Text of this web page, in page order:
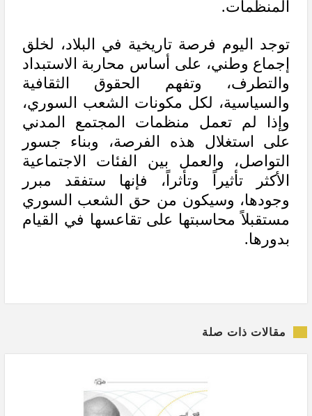
المنظمات.
توجد اليوم فرصة تاريخية في البلاد، لخلق
إجماع وطني، على أساس محاربة الاستبداد
والتطرف، وتفهم الحقوق الثقافية
والسياسية، لكل مكونات الشعب السوري،
وإذا لم تعمل منظمات المجتمع المدني
على استغلال هذه الفرصة، وبناء جسور
التواصل، والعمل بين الفئات الاجتماعية
الأكثر تأثيراً وتأثراً، فإنها ستفقد مبرر
وجودها، وسيكون من حق الشعب السوري
مستقبلاً محاسبتها على تقاعسها في القيام
بدورها.
مقالات ذات صلة